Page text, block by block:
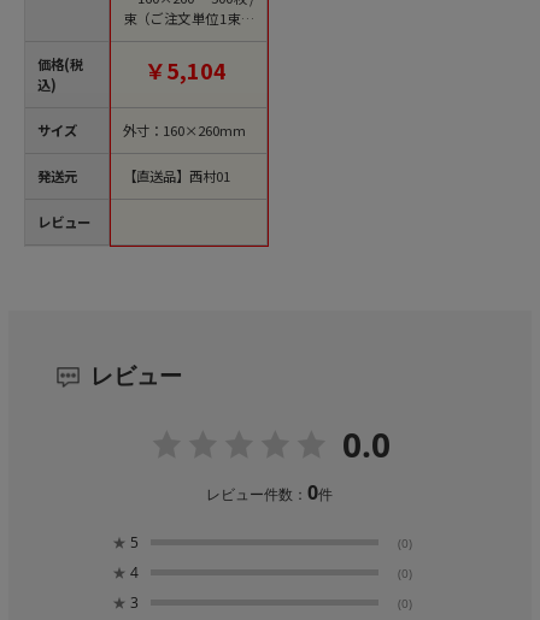
価格(税
込)
サイズ
発送元
レビュー
束（ご注文単位1束）
【直送品】
￥5,104
外寸：160×260mm
【直送品】西村01
レビュー
0.0
レビュー件数：0件
★ 5 (0)
★ 4 (0)
★ 3 (0)